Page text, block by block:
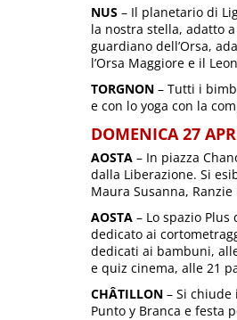
NUS – Il planetario di
la nostra stella, adatto
guardiano dell’Orsa,
l’Orsa Maggiore e il
TORGNON – Tutti i
e con lo yoga con la
DOMENICA 27
AOSTA – In piazza
dalla Liberazione. Si
Maura Susanna,
AOSTA – Lo spazio
dedicato ai
dedicati ai bambuni,
e quiz cinema, alle 21
CHÂTILLON – Si
Punto y Branca e festa